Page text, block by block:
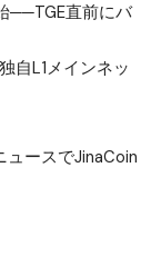
──TGE直前にバ
自L1メインネッ
ースでJinaCoin